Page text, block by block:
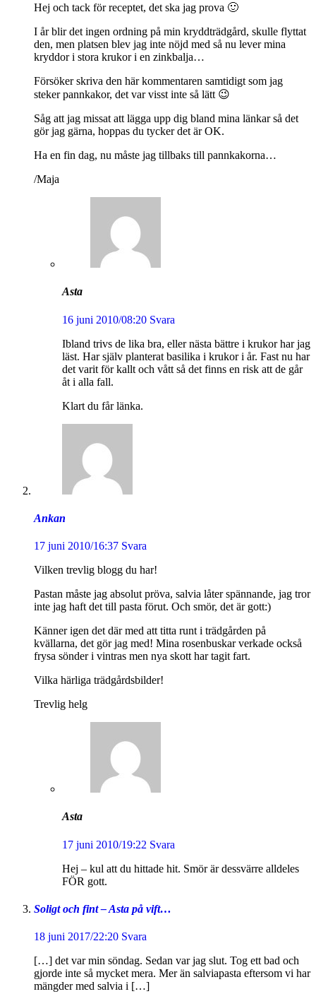
Hej och tack för receptet, det ska jag prova 🙂
I år blir det ingen ordning på min kryddträdgård, skulle flyttat
den, men platsen blev jag inte nöjd med så nu lever mina
kryddor i stora krukor i en zinkbalja…
Försöker skriva den här kommentaren samtidigt som jag
steker pannkakor, det var visst inte så lätt 😉
Såg att jag missat att lägga upp dig bland mina länkar så det
gör jag gärna, hoppas du tycker det är OK.
Ha en fin dag, nu måste jag tillbaks till pannkakorna…
/Maja
Asta
16 juni 2010/08:20 Svara
Ibland trivs de lika bra, eller nästa bättre i krukor har jag
läst. Har själv planterat basilika i krukor i år. Fast nu har
det varit för kallt och vått så det finns en risk att de går
åt i alla fall.
Klart du får länka.
Ankan
17 juni 2010/16:37 Svara
Vilken trevlig blogg du har!
Pastan måste jag absolut pröva, salvia låter spännande, jag tror
inte jag haft det till pasta förut. Och smör, det är gott:)
Känner igen det där med att titta runt i trädgården på
kvällarna, det gör jag med! Mina rosenbuskar verkade också
frysa sönder i vintras men nya skott har tagit fart.
Vilka härliga trädgårdsbilder!
Trevlig helg
Asta
17 juni 2010/19:22 Svara
Hej – kul att du hittade hit. Smör är dessvärre alldeles
FÖR gott.
Soligt och fint – Asta på vift…
18 juni 2017/22:20 Svara
[…] det var min söndag. Sedan var jag slut. Tog ett bad och
gjorde inte så mycket mera. Mer än salviapasta eftersom vi har
mängder med salvia i […]